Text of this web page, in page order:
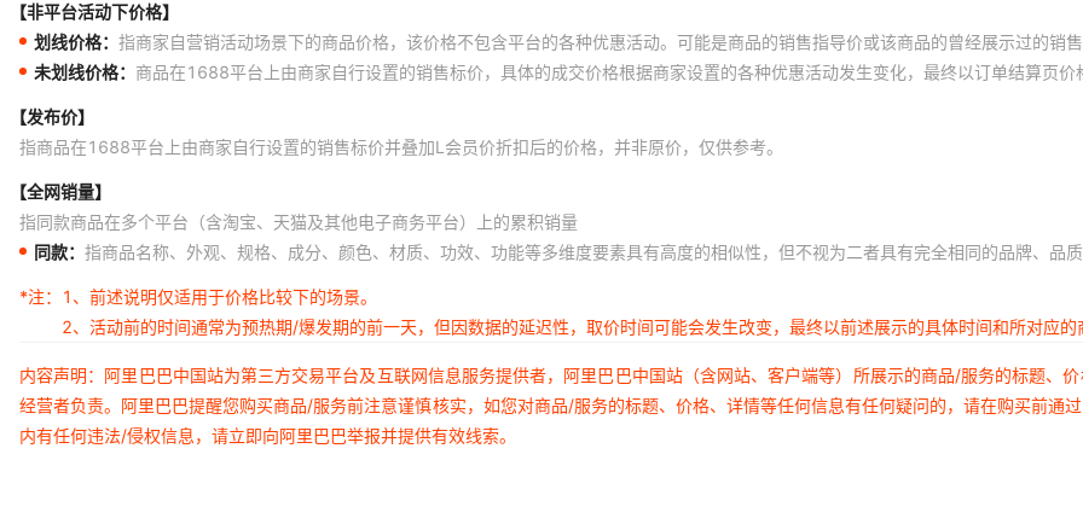
【非平台活动下价格】
划线价格： 指商家自营销活动场景下的商品价格，该价格不包含平台的各种优惠活动。可能是商品的销售指导价或该商品的曾经展示过的销
未划线价格： 商品在1688平台上由商家自行设置的销售标价，具体的成交价格根据商家设置的各种优惠活动发生变化，最终以订单结算页价
【发布价】
指商品在1688平台上由商家自行设置的销售标价并叠加L会员价折扣后的价格，并非原价，仅供参考。
【全网销量】
指同款商品在多个平台（含淘宝、天猫及其他电子商务平台）上的累积销量
同款： 指商品名称、外观、规格、成分、颜色、材质、功效、功能等多维度要素具有高度的相似性，但不视为二者具有完全相同的品牌、品
*注：
1、前述说明仅适用于价格比较下的场景。
2、活动前的时间通常为预热期/爆发期的前一天，但因数据的延迟性，取价时间可能会发生改变，最终以前述展示的具体时间和所对应的
内容声明：阿里巴巴中国站为第三方交易平台及互联网信息服务提供者，阿里巴巴中国站（含网站、客户端等）所展示的商品/服务的标题、
经营者负责。阿里巴巴提醒您购买商品/服务前注意谨慎核实，如您对商品/服务的标题、价格、详情等任何信息有任何疑问的，请在购买前通
内有任何违法/侵权信息，请立即向阿里巴巴举报并提供有效线索。